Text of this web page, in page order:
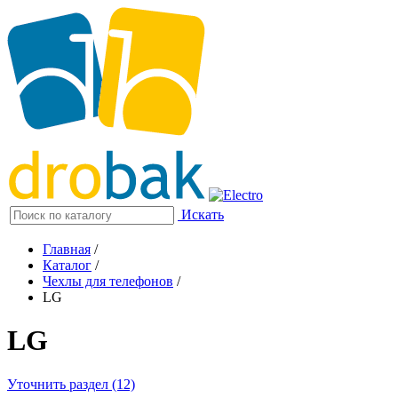
Искать
Главная /
Каталог /
Чехлы для телефонов /
LG
LG
Уточнить раздел (12)